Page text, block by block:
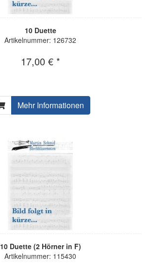
10 Duette
Artikelnummer: 126732
17,00 € *
Mehr Informationen
10 Duette (2 Hörner in F)
Artikelnummer: 115430